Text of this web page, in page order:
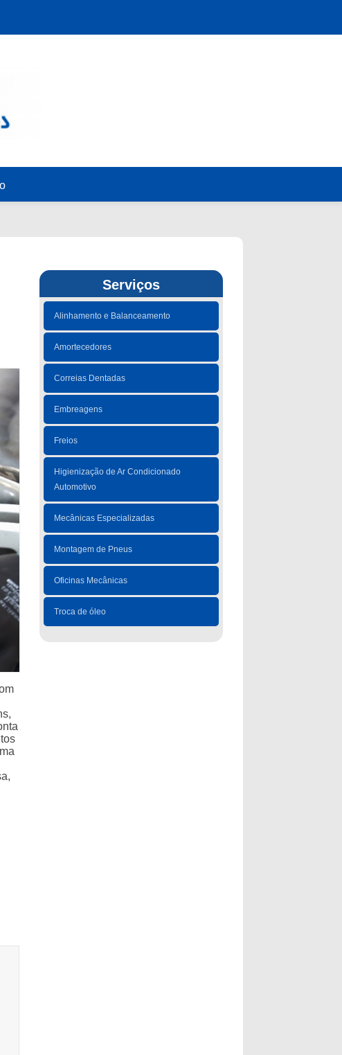
Serviços
Alinhamento e Balanceamento
Amortecedores
Correias Dentadas
Embreagens
Freios
Higienização de Ar Condicionado
Automotivo
Mecânicas Especializadas
Montagem de Pneus
Oficinas Mecânicas
Troca de óleo